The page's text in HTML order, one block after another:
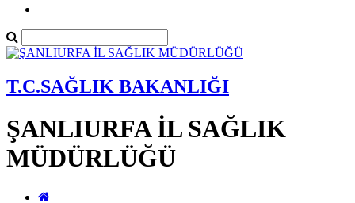
T.C.SAĞLIK BAKANLIĞI
ŞANLIURFA İL SAĞLIK
MÜDÜRLÜĞÜ